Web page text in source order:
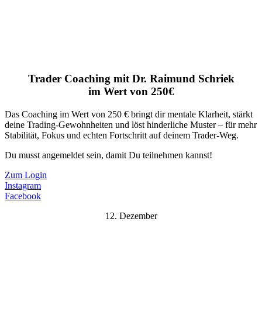
Trader Coaching mit Dr. Raimund Schriek
im Wert von 250€
Das Coaching im Wert von 250 € bringt dir mentale Klarheit, stärkt
deine Trading-Gewohnheiten und löst hinderliche Muster – für mehr
Stabilität, Fokus und echten Fortschritt auf deinem Trader-Weg.
Du musst angemeldet sein, damit Du teilnehmen kannst!
Zum Login
Instagram
Facebook
12. Dezember